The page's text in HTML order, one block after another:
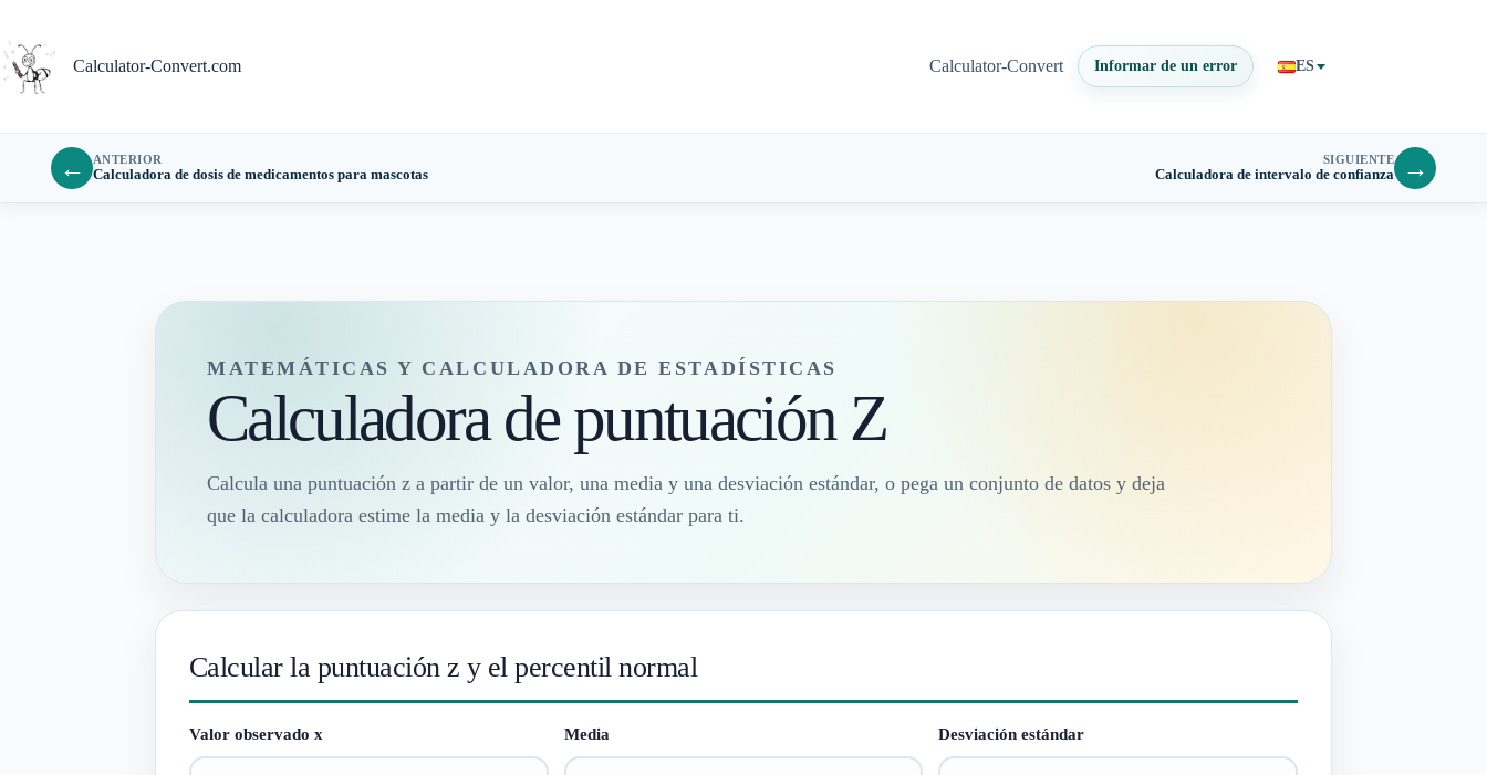
contenido
Calculator-Convert.com
Calculator-Convert Informar de un error ES
← ANTERIOR
Calculadora de dosis de medicamentos para mascotas
SIGUIENTE
Calculadora de intervalo de confianza →
MATEMÁTICAS Y CALCULADORA DE ESTADÍSTICAS
Calculadora de puntuación Z
Calcula una puntuación z a partir de un valor, una media y una desviación estándar, o pega un conjunto de datos y deja
que la calculadora estime la media y la desviación estándar para ti.
Calcular la puntuación z y el percentil normal
Valor observado x Media Desviación estándar